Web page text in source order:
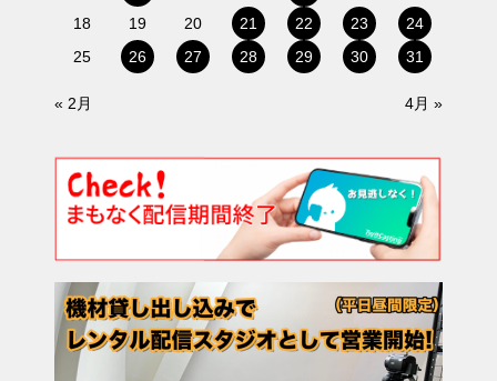
18
19 20 21 22 23
24
25
26 27 28 29 30 31
« 2月 4月 »